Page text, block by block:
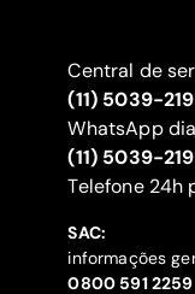
Central de
(11) 5039-
WhatsApp
(11) 5039-
‍Telefone 24h
SAC:
informações
‍0800 591 2259